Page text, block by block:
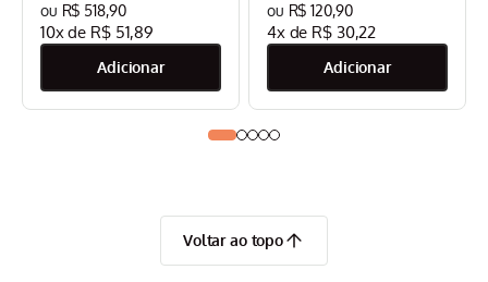
R$ 518,90
10x de R$ 51,89
R$ 120,90
4x de R$ 30,22
Voltar ao topo